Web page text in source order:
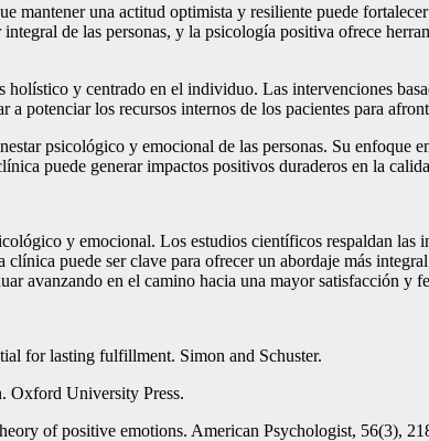
mantener una actitud optimista y resiliente puede
de las personas, y la psicología positiva ofrece
y centrado en el individuo. Las intervenciones
potenciar los recursos internos de los pacientes para
psicológico y emocional de las personas. Su enfoque
puede generar impactos positivos duraderos en la
y emocional. Los estudios científicos respaldan las
puede ser clave para ofrecer un abordaje más
avanzando en el camino hacia una mayor satisfacción y
for lasting fulfillment. Simon and Schuster.
Oxford University Press.
of positive emotions. American Psychologist, 56(3),